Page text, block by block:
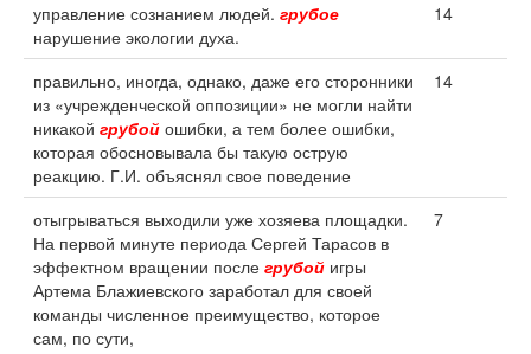
управление сознанием людей. грубое
нарушение экологии духа.
14
правильно, иногда, однако, даже его сторонники
из «учрежденческой оппозиции» не могли найти
никакой грубой ошибки, а тем более ошибки,
которая обосновывала бы такую острую
реакцию. Г.И. объяснял свое поведение
14
отыгрываться выходили уже хозяева площадки.
На первой минуте периода Сергей Тарасов в
эффектном вращении после грубой игры
Артема Блажиевского заработал для своей
команды численное преимущество, которое
сам, по сути,
7